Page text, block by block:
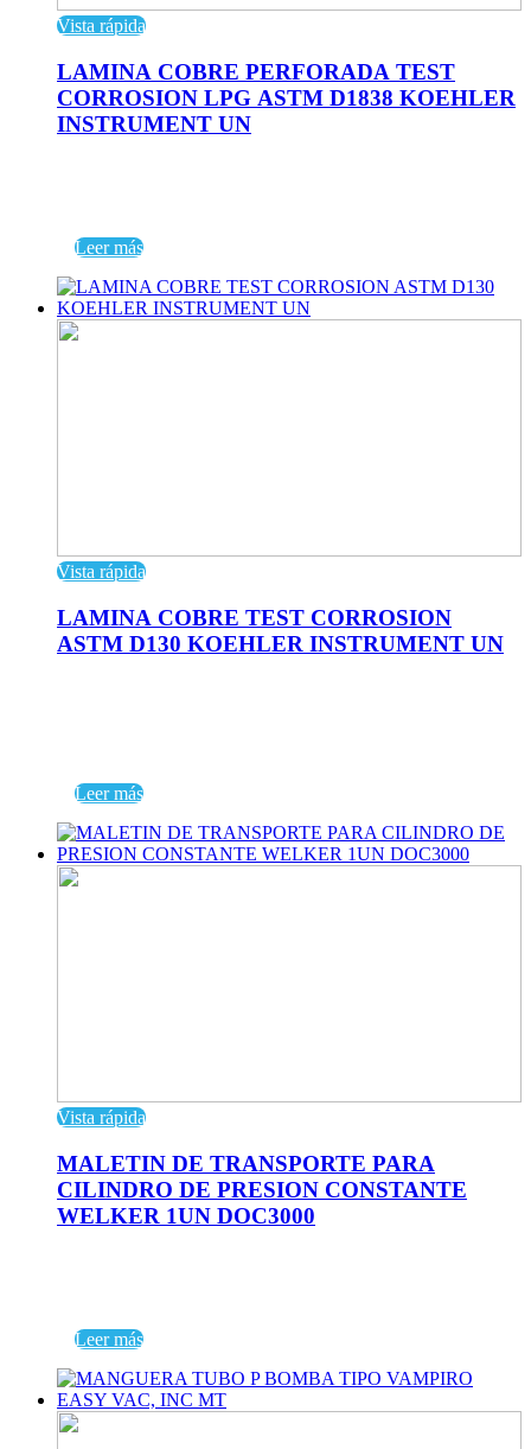
Vista rápida
LAMINA COBRE PERFORADA TEST
CORROSION LPG ASTM D1838 KOEHLER
INSTRUMENT UN
Leer más
Vista rápida
LAMINA COBRE TEST CORROSION
ASTM D130 KOEHLER INSTRUMENT UN
Leer más
Vista rápida
MALETIN DE TRANSPORTE PARA
CILINDRO DE PRESION CONSTANTE
WELKER 1UN DOC3000
Leer más